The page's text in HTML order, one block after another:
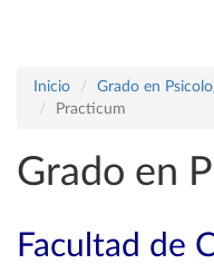
Inicio Grado en
Practicum
Grado en
Facultad de